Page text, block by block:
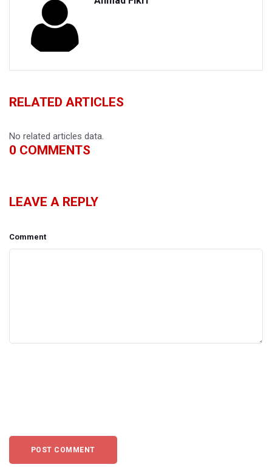
RELATED ARTICLES
No related articles data.
0 COMMENTS
LEAVE A REPLY
Comment